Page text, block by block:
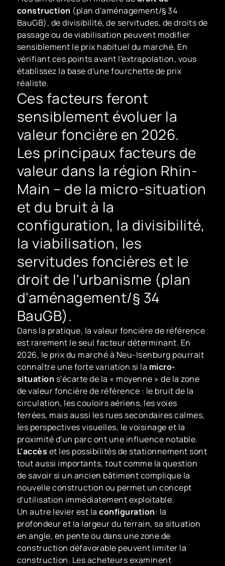
construction (plan d'aménagement/§ 34
BauGB), de divisibilité, de servitudes, de droits de
passage ou de viabilisation peuvent modifier
sensiblement le prix habituel du marché. En
vérifiant ces points avant l'extrapolation, vous
établissez la base d'une fourchette de prix
réaliste.
Ces facteurs feront
sensiblement évoluer la
valeur foncière en 2026.
Les principaux facteurs de
valeur dans la région Rhin-
Main – de la micro-situation
et du bruit à la
configuration, la divisibilité,
la viabilisation, les
servitudes foncières et le
droit de l'urbanisme (plan
d'aménagement/§ 34
BauGB).
Dans la pratique, la valeur foncière de référence
est rarement le seul facteur déterminant. En
2026, le prix du marché à Neu-Isenburg pourrait
connaître une forte variation si la micro-
situation s'écarte de la « moyenne » de la zone
de valeur foncière de référence : le bruit de la
circulation, les couloirs aériens, les voies
ferrées, mais aussi les rues secondaires calmes,
les perspectives visuelles, le voisinage et la
proximité d'un parc ont une influence notable.
L'accès et les possibilités de stationnement sont
tout aussi importants, tout comme la question
de savoir si un ancien bâtiment complique la
nouvelle construction ou permet un concept
d'utilisation immédiatement exploitable.
Un autre levier est laconfiguration: la
profondeur et la largeur du terrain, sa situation
en angle, en pente ou dans une zone de
construction défavorable peuvent limiter la
construction. Les acheteurs examinent